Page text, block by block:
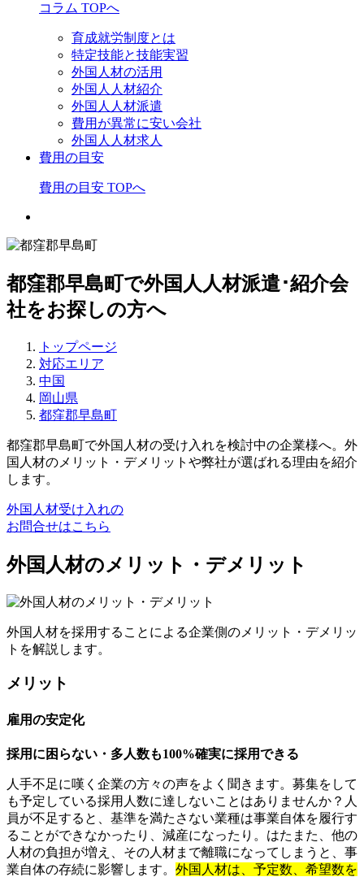
コラム TOPへ
育成就労制度とは
特定技能と技能実習
外国人材の活用
外国人人材紹介
外国人人材派遣
費用が異常に安い会社
外国人人材求人
費用の目安
費用の目安 TOPへ
都窪郡早島町で外国人人材派遣･紹介会
社をお探しの方へ
トップページ
対応エリア
中国
岡山県
都窪郡早島町
都窪郡早島町で外国人材の受け入れを検討中の企業様へ。外
国人材のメリット・デメリットや弊社が選ばれる理由を紹介
します。
外国人材受け入れの
お問合せはこちら
外国人材のメリット・デメリット
外国人材を採用することによる企業側のメリット・デメリッ
トを解説します。
メリット
雇用の安定化
採用に困らない・多人数も100%確実に採用できる
人手不足に嘆く企業の方々の声をよく聞きます。募集をして
も予定している採用人数に達しないことはありませんか？人
員が不足すると、基準を満たさない業種は事業自体を履行す
ることができなかったり、減産になったり。はたまた、他の
人材の負担が増え、その人材まで離職になってしまうと、事
業自体の存続に影響します。 外国人材は、予定数、希望数を